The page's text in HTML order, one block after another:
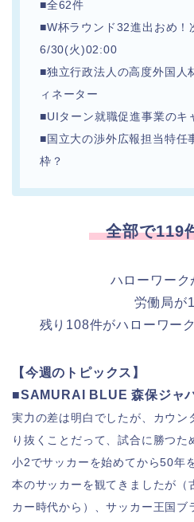
■全62件
■W杯ラウンド32進出おめ！
6/30(火)02:00
■独立行政法人の高度外国人
ィネーター
■UIターン就職促進事業のキ
■国立大の渉外広報担当特任
枠？
全部で119
ハローワーク
労働局が1
残り108件がハローワー
【今週のトピックス】
■SAMURAI BLUE 森保ジャ
実力の差は明白でしたが、カウン
り抜くことだって、試合に勝つた
小2でサッカーを始めてから50年
本のサッカーを観てきましたが（
カー時代から）、サッカー王国ブ